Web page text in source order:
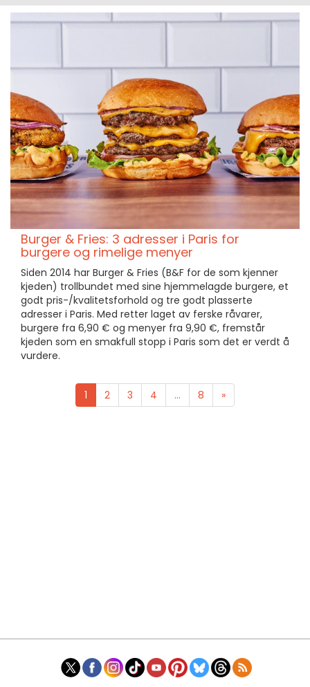
Burger & Fries: 3 adresser i Paris for
burgere og rimelige menyer
Siden 2014 har Burger & Fries (B&F for de som kjenner
kjeden) trollbundet med sine hjemmelagde burgere, et
godt pris-/kvalitetsforhold og tre godt plasserte
adresser i Paris. Med retter laget av ferske råvarer,
burgere fra 6,90 € og menyer fra 9,90 €, fremstår
kjeden som en smakfull stopp i Paris som det er verdt å
vurdere.
1 2 3 4 ... 8 »